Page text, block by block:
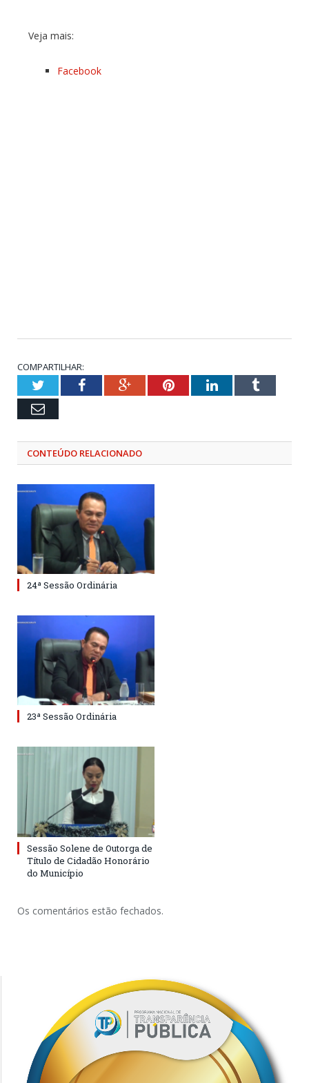
Veja mais:
Facebook
COMPARTILHAR:
TwitterFacebookGoogle+PinterestLinkedInTumblr
Email
CONTEÚDO RELACIONADO
24ª Sessão Ordinária
23ª Sessão Ordinária
Sessão Solene de Outorga de
Título de Cidadão Honorário
do Município
Os comentários estão fechados.